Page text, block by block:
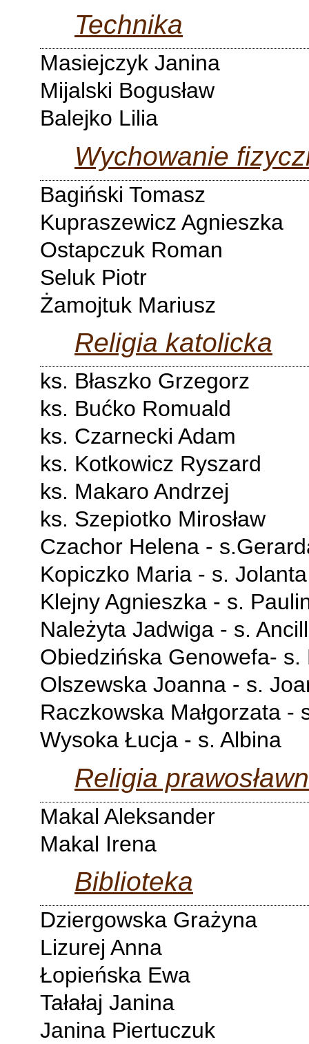
Technika
Masiejczyk Janina
Mijalski Bogusław
Balejko Lilia
Wychowanie
Bagiński Tomasz
Kupraszewicz Agnieszka
Ostapczuk Roman
Seluk Piotr
Żamojtuk Mariusz
Religia katolicka
ks. Błaszko Grzegorz
ks. Bućko Romuald
ks. Czarnecki Adam
ks. Kotkowicz Ryszard
ks. Makaro Andrzej
ks. Szepiotko Mirosław
Czachor Helena -
Kopiczko Maria - s. Jolanta
Klejny Agnieszka - s.
Należyta Jadwiga - s.
Obiedzińska Genowefa- s.
Olszewska Joanna - s.
Raczkowska Małgorzata -
Wysoka Łucja - s. Albina
Religia
Makal Aleksander
Makal Irena
Biblioteka
Dziergowska Grażyna
Lizurej Anna
Łopieńska Ewa
Tałałaj Janina
Janina Piertuczuk